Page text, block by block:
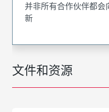
文件和资源
并非所有合作伙伴都会
新